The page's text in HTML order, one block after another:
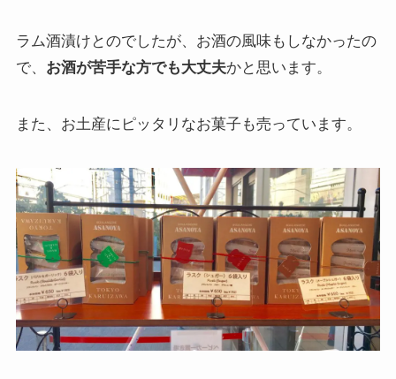
ラム酒漬けとのでしたが、お酒の風味もしなかったの
で、 お酒が苦手な方でも大丈夫かと思います。
また、お土産にピッタリなお菓子も売っています。